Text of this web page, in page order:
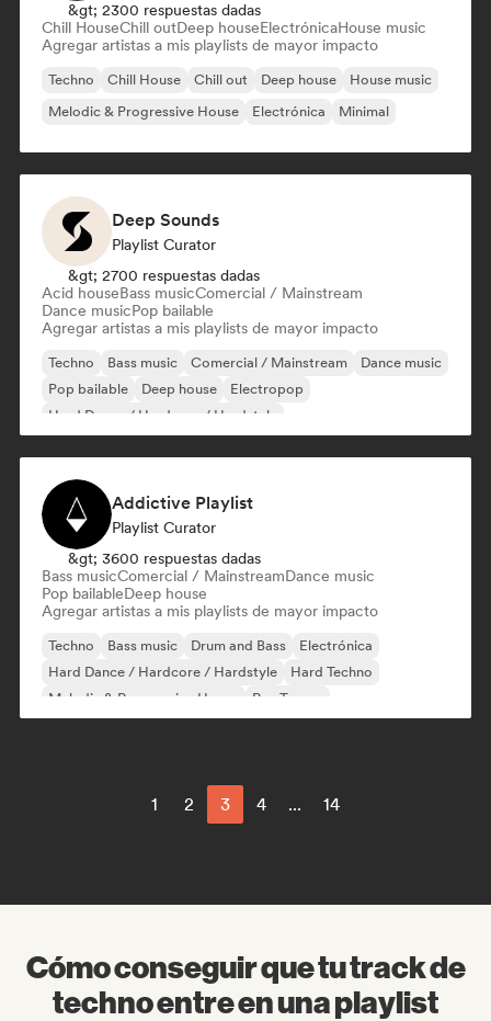
&gt; 2300 respuestas dadas
Chill HouseChill outDeep houseElectrónicaHouse music
Agregar artistas a mis playlists de mayor impacto
Techno Chill House Chill out Deep house
House music
Melodic & Progressive House
Electrónica Minimal
Deep Sounds
Playlist Curator
&gt; 2700 respuestas dadas
Acid houseBass musicComercial / Mainstream
Dance musicPop bailable
Agregar artistas a mis playlists de mayor impacto
Techno Bass music Comercial / Mainstream
Dance music
Pop bailable
Deep house
Electropop
Hard Dance / Hardcore / Hardstyle
Addictive Playlist
Playlist Curator
&gt; 3600 respuestas dadas
Bass musicComercial / MainstreamDance music
Pop bailableDeep house
Agregar artistas a mis playlists de mayor impacto
Techno Bass music Drum and Bass
Electrónica
Hard Dance / Hardcore / Hardstyle
Hard Techno
Melodic & Progressive House
Psy-Trance
1 2 3 4 ... 14
Cómo conseguir que tu track de
techno entre en una playlist